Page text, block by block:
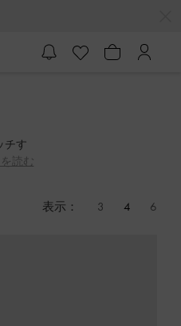
チす
フォ
読む
表示： 3 4 6